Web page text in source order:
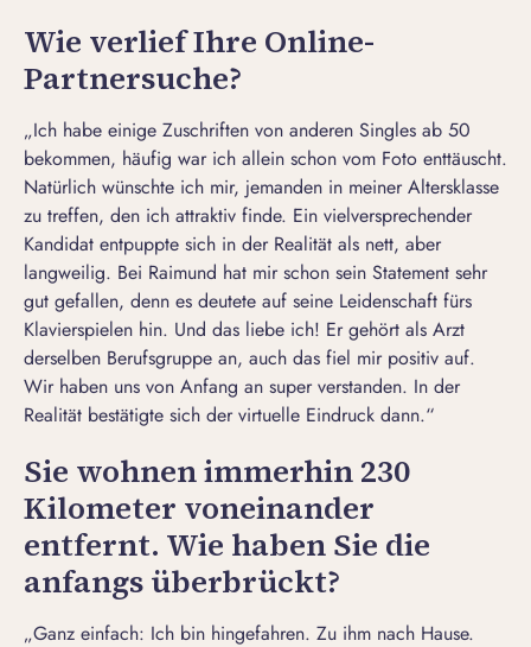
Wie verlief Ihre Online-
Partnersuche?
„Ich habe einige Zuschriften von anderen Singles ab 50
bekommen, häufig war ich allein schon vom Foto enttäuscht.
Natürlich wünschte ich mir, jemanden in meiner Altersklasse
zu treffen, den ich attraktiv finde. Ein vielversprechender
Kandidat entpuppte sich in der Realität als nett, aber
langweilig. Bei Raimund hat mir schon sein Statement sehr
gut gefallen, denn es deutete auf seine Leidenschaft fürs
Klavierspielen hin. Und das liebe ich! Er gehört als Arzt
derselben Berufsgruppe an, auch das fiel mir positiv auf.
Wir haben uns von Anfang an super verstanden. In der
Realität bestätigte sich der virtuelle Eindruck dann.“
Sie wohnen immerhin 230
Kilometer voneinander
entfernt. Wie haben Sie die
anfangs überbrückt?
„Ganz einfach: Ich bin hingefahren. Zu ihm nach Hause.